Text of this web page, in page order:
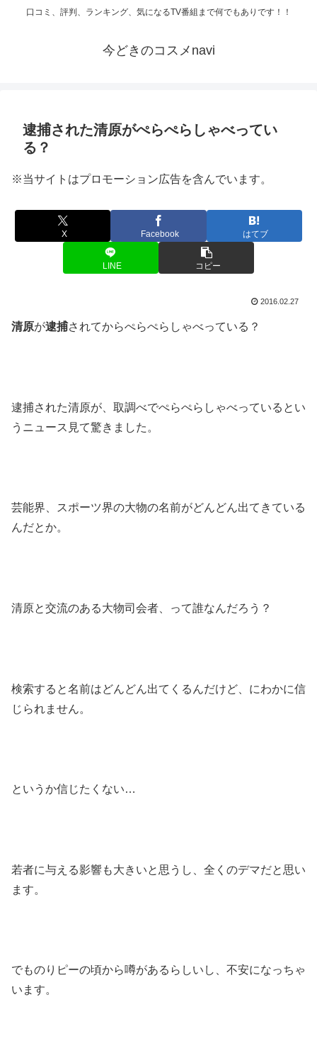
口コミ、評判、ランキング、気になるTV番組まで何でもありです！！
今どきのコスメnavi
逮捕された清原がぺらぺらしゃべってい
る？
※当サイトはプロモーション広告を含んでいます。
X Facebook はてブ
LINE コピー
2016.02.27
清原が逮捕されてからぺらぺらしゃべっている？
逮捕された清原が、取調べでぺらぺらしゃべっているとい
うニュース見て驚きました。
芸能界、スポーツ界の大物の名前がどんどん出てきている
んだとか。
清原と交流のある大物司会者、って誰なんだろう？
検索すると名前はどんどん出てくるんだけど、にわかに信
じられません。
というか信じたくない…
若者に与える影響も大きいと思うし、全くのデマだと思い
ます。
でものりピーの頃から噂があるらしいし、不安になっちゃ
います。